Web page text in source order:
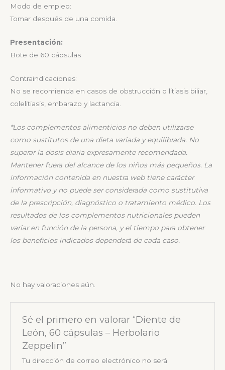
Modo de empleo:
Tomar después de una comida.
Presentación:
Bote de 60 cápsulas
Contraindicaciones:
No se recomienda en casos de obstrucción o litiasis biliar,
colelitiasis, embarazo y lactancia.
*Los complementos alimenticios no deben utilizarse
como sustitutos de una dieta variada yequilibrada. No
superar la dosis diaria expresamente recomendada.
Mantener fuera del alcance de los niños más pequeños. La
información contenida en nuestra web tiene carácter
informativo y no puede ser considerada como sustitutiva
de la prescripción, diagnóstico o tratamiento médico. Los
resultados de los complementos nutricionales pueden
variar en función de la persona, y el tiempo para obtener
los beneficios indicados dependerá de cada caso.
No hay valoraciones aún.
Sé el primero en valorar “Diente de
León, 60 cápsulas – Herbolario
Zeppelin”
Tu dirección de correo electrónico no será